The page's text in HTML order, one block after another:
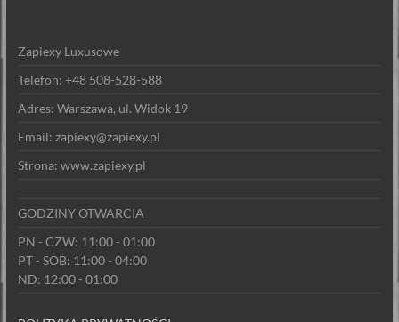
Zapiexy Luxusowe
Telefon: +48 508-528-588
Adres: Warszawa, ul. Widok 19
Email: zapiexy@zapiexy.pl
Strona: www.zapiexy.pl
GODZINY OTWARCIA
PN - CZW: 11:00 - 01:00
PT - SOB: 11:00 - 04:00
ND: 12:00 - 01:00